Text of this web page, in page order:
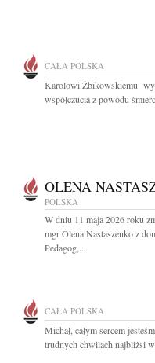
CAŁA POLSKA
Karolowi Żbikowskiemu
współczucia z powodu
OLENA
POLSKA
W dniu 11 maja 2026 roku
mgr Olena Nastaszenko z
Pedagog,...
CAŁA POLSKA
Michał, całym sercem
trudnych chwilach najbliżsi